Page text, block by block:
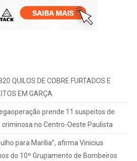
QUILOS DE COBRE FURTADOS E
EM GARÇA
prende 11 suspeitos de
no Centro-Oeste Paulista
para Marília”, afirma Vinicius
do 10º Grupamento de Bombeiros